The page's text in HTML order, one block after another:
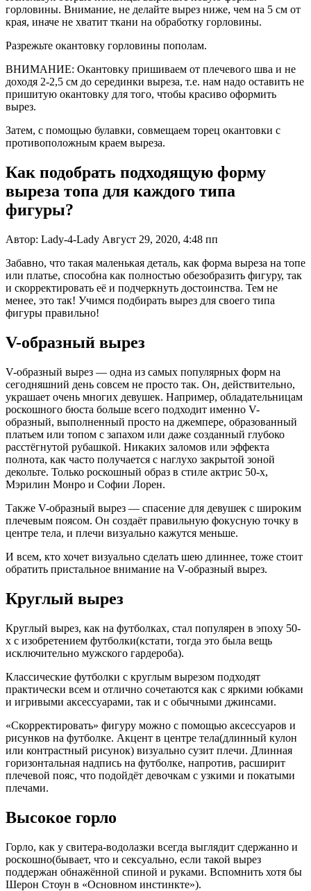
горловины. Внимание, не делайте вырез ниже, чем на 5 см от
края, иначе не хватит ткани на обработку горловины.
Разрежьте окантовку горловины пополам.
ВНИМАНИЕ: Окантовку пришиваем от плечевого шва и не
доходя 2-2,5 см до серединки выреза, т.е. нам надо оставить не
пришитую окантовку для того, чтобы красиво оформить
вырез.
Затем, с помощью булавки, совмещаем торец окантовки с
противоположным краем выреза.
Как подобрать подходящую форму
выреза топа для каждого типа
фигуры?
Автор: Lady-4-Lady Август 29, 2020, 4:48 пп
Забавно, что такая маленькая деталь, как форма выреза на топе
или платье, способна как полностью обезобразить фигуру, так
и скорректировать её и подчеркнуть достоинства. Тем не
менее, это так! Учимся подбирать вырез для своего типа
фигуры правильно!
V-образный вырез
V-образный вырез — одна из самых популярных форм на
сегодняшний день совсем не просто так. Он, действительно,
украшает очень многих девушек. Например, обладательницам
роскошного бюста больше всего подходит именно V-
образный, выполненный просто на джемпере, образованный
платьем или топом с запахом или даже созданный глубоко
расстёгнутой рубашкой. Никаких заломов или эффекта
полнота, как часто получается с наглухо закрытой зоной
декольте. Только роскошный образ в стиле актрис 50-х,
Мэрилин Монро и Софии Лорен.
Также V-образный вырез — спасение для девушек с широким
плечевым поясом. Он создаёт правильную фокусную точку в
центре тела, и плечи визуально кажутся меньше.
И всем, кто хочет визуально сделать шею длиннее, тоже стоит
обратить пристальное внимание на V-образный вырез.
Круглый вырез
Круглый вырез, как на футболках, стал популярен в эпоху 50-
х с изобретением футболки(кстати, тогда это была вещь
исключительно мужского гардероба).
Классические футболки с круглым вырезом подходят
практически всем и отлично сочетаются как с яркими юбками
и игривыми аксессуарами, так и с обычными джинсами.
«Скорректировать» фигуру можно с помощью аксессуаров и
рисунков на футболке. Акцент в центре тела(длинный кулон
или контрастный рисунок) визуально сузит плечи. Длинная
горизонтальная надпись на футболке, напротив, расширит
плечевой пояс, что подойдёт девочкам с узкими и покатыми
плечами.
Высокое горло
Горло, как у свитера-водолазки всегда выглядит сдержанно и
роскошно(бывает, что и сексуально, если такой вырез
поддержан обнажённой спиной и руками. Вспомнить хотя бы
Шерон Стоун в «Основном инстинкте»).